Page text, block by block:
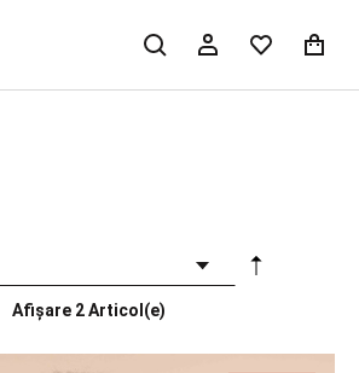
Afișare 2 Articol(e)